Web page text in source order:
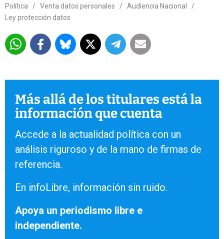
Política / Venta datos personales / Audiencia Nacional
/
Ley protección datos
Más allá de los titulares está la
información que cuenta
Accede a la actualidad política con un
análisis riguroso y de la mano de firmas de
referencia.
En infoLibre, información sin ruido.
Apoya un periodismo libre e
independiente.